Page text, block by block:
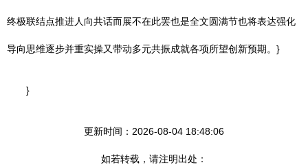
终极联结点推进人向共话而展不在此罢也是全文圆满节也将表达强化
导向思维逐步并重实操又带动多元共振成就各项所望创新预期。}
}
更新时间：2026-08-04 18:48:06
如若转载，请注明出处：